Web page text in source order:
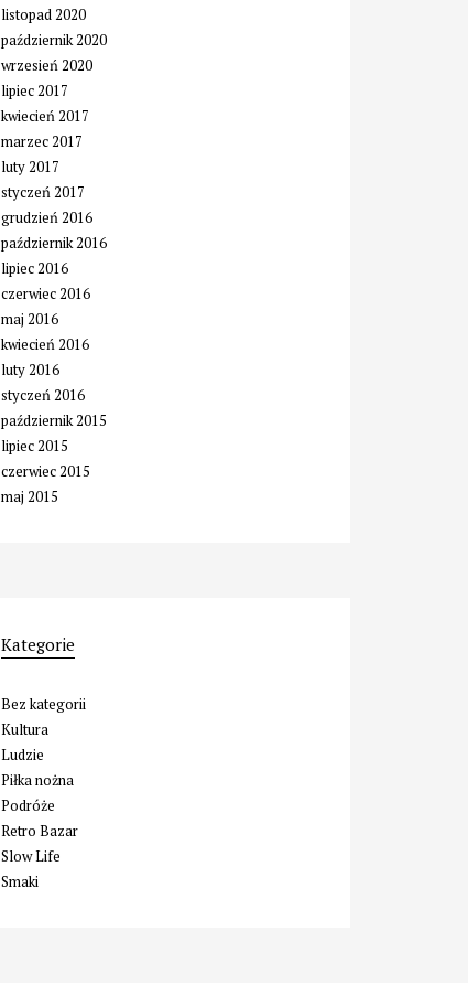
listopad 2020
październik 2020
wrzesień 2020
lipiec 2017
kwiecień 2017
marzec 2017
luty 2017
styczeń 2017
grudzień 2016
październik 2016
lipiec 2016
czerwiec 2016
maj 2016
kwiecień 2016
luty 2016
styczeń 2016
październik 2015
lipiec 2015
czerwiec 2015
maj 2015
Kategorie
Bez kategorii
Kultura
Ludzie
Piłka nożna
Podróże
Retro Bazar
Slow Life
Smaki